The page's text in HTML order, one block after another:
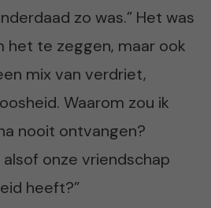
zo was.” Het was
het te zeggen, maar ook
mix van verdriet,
Waarom zou ik
nooit ontvangen?
onze vriendschap
heeft?”